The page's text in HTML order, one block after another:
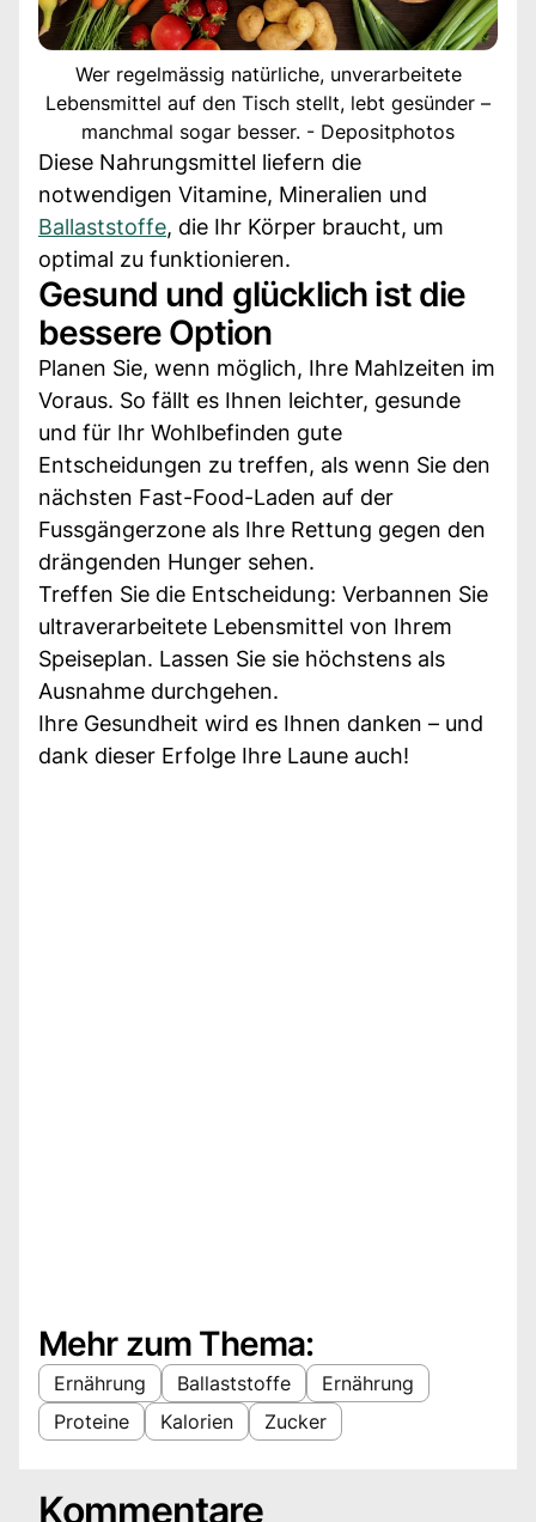
Wer regelmässig natürliche, unverarbeitete
Lebensmittel auf den Tisch stellt, lebt gesünder –
manchmal sogar besser. - Depositphotos
Diese Nahrungsmittel liefern die
notwendigen Vitamine, Mineralien und
Ballaststoffe, die Ihr Körper braucht, um
optimal zu funktionieren.
Gesund und glücklich ist die
bessere Option
Planen Sie, wenn möglich, Ihre Mahlzeiten im
Voraus. So fällt es Ihnen leichter, gesunde
und für Ihr Wohlbefinden gute
Entscheidungen zu treffen, als wenn Sie den
nächsten Fast-Food-Laden auf der
Fussgängerzone als Ihre Rettung gegen den
drängenden Hunger sehen.
Treffen Sie die Entscheidung: Verbannen Sie
ultraverarbeitete Lebensmittel von Ihrem
Speiseplan. Lassen Sie sie höchstens als
Ausnahme durchgehen.
Ihre Gesundheit wird es Ihnen danken – und
dank dieser Erfolge Ihre Laune auch!
Mehr zum Thema:
Ernährung Ballaststoffe
Ernährung
Proteine
Kalorien Zucker
Kommentare